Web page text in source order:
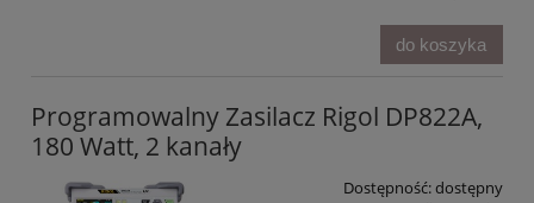
do koszyka
Programowalny Zasilacz Rigol DP822A,
180 Watt, 2 kanały
Dostępność:dostępny